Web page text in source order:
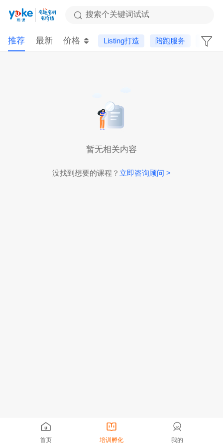
搜索个关键词试试
推荐 最新 价格 Listing打造 陪跑服务 进阶
暂无相关内容
没找到想要的课程？ 立即咨询顾问 >
首页 培训孵化 我的